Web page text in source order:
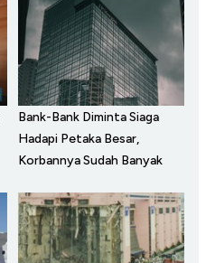
Bank-Bank Diminta Siaga
Hadapi Petaka Besar,
Korbannya Sudah Banyak